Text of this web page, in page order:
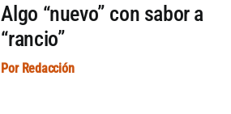
Algo “nuevo” con sabor a
“rancio”
Por Redacción